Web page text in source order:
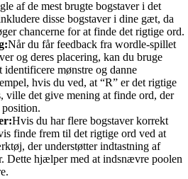
af de mest brugte bogstaver i det
disse bogstaver i dine gæt, da
chancerne for at finde det rigtige ord.
Når du får feedback fra wordle-spillet
og deres placering, kan du bruge
mønstre og danne
hvis du ved, at “R” er det rigtige
ville det give mening at finde ord, der
Hvis du har flere bogstaver korrekt
finde frem til det rigtige ord ved at
der understøtter indtastning af
Dette hjælper med at indsnævre poolen